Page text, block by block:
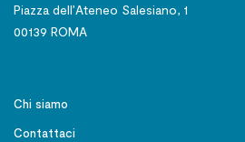
Piazza dell’Ateneo Salesiano, 1
00139 ROMA
Chi siamo
Contattaci